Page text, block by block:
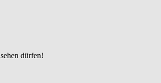
dürfen!